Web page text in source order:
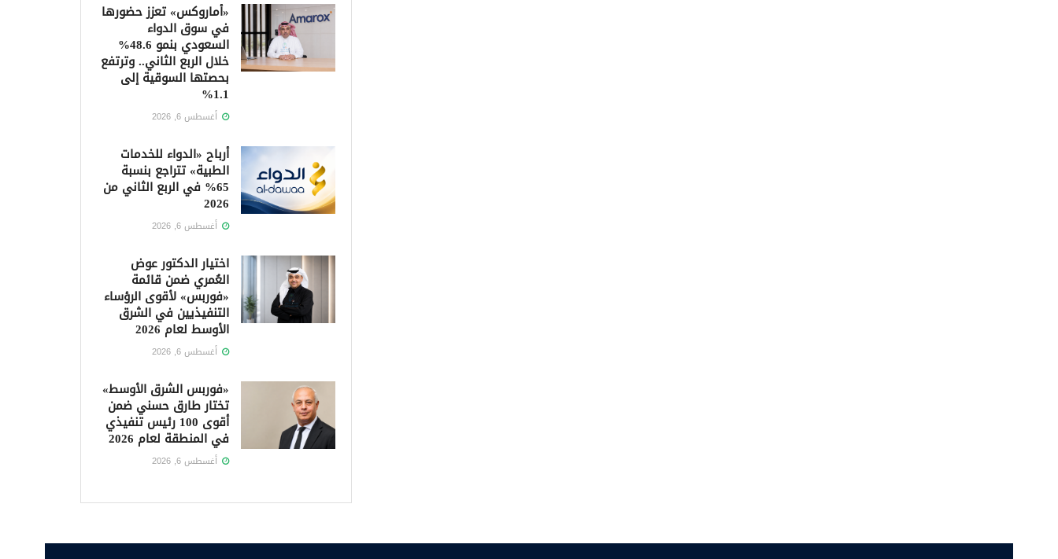
«أماروكس» تعزز حضورها
في سوق الدواء
السعودي بنمو 48.6%
خلال الربع الثاني.. وترتفع
بحصتها السوقية إلى
1.1%
أغسطس 6, 2026
أرباح «الدواء للخدمات
الطبية» تتراجع بنسبة
65% في الربع الثاني من
2026
أغسطس 6, 2026
اختيار الدكتور عوض
العُمري ضمن قائمة
«فوربس» لأقوى الرؤساء
التنفيذيين في الشرق
الأوسط لعام 2026
أغسطس 6, 2026
«فوربس الشرق الأوسط»
تختار طارق حسني ضمن
أقوى 100 رئيس تنفيذي
في المنطقة لعام 2026
أغسطس 6, 2026